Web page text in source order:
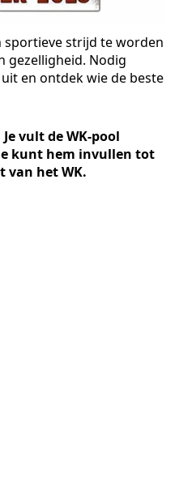
sportieve strijd te worden
gezelligheid. Nodig
en ontdek wie de beste
vult de WK-pool
kunt hem invullen tot
van het WK.